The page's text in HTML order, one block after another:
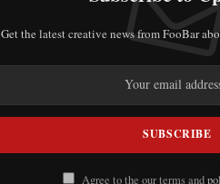
Get the latest creative news from FooBar